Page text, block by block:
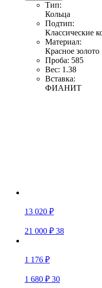
Тип:
Кольца
Подтип:
Классические
Материал:
Красное золото
Проба: 585
Вес: 1.38
Вставка:
ФИАНИТ
13 020 ₽
21 000 ₽ 38
1 176 ₽
1 680 ₽ 30